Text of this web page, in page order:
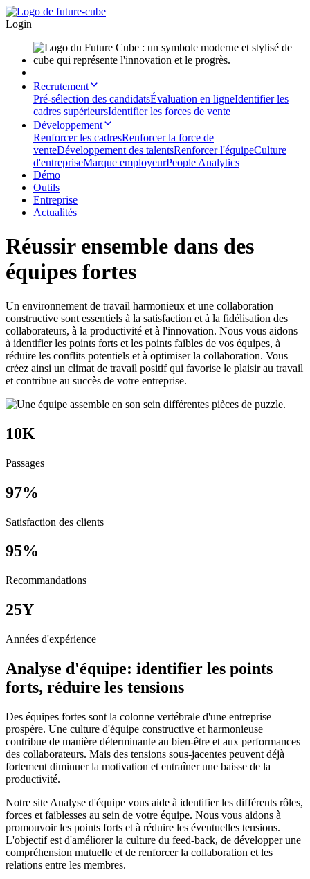
Login
Recrutement
Pré-sélection des candidatsÉvaluation en ligneIdentifier les
cadres supérieursIdentifier les forces de vente
Développement
Renforcer les cadresRenforcer la force de
venteDéveloppement des talentsRenforcer l'équipeCulture
d'entrepriseMarque employeurPeople Analytics
Démo
Outils
Entreprise
Actualités
Réussir ensemble dans des
équipes fortes
Un environnement de travail harmonieux et une collaboration
constructive sont essentiels à la satisfaction et à la fidélisation des
collaborateurs, à la productivité et à l'innovation. Nous vous aidons
à identifier les points forts et les points faibles de vos équipes, à
réduire les conflits potentiels et à optimiser la collaboration. Vous
créez ainsi un climat de travail positif qui favorise le plaisir au travail
et contribue au succès de votre entreprise.
10K
Passages
97%
Satisfaction des clients
95%
Recommandations
25Y
Années d'expérience
Analyse d'équipe: identifier les points
forts, réduire les tensions
Des équipes fortes sont la colonne vertébrale d'une entreprise
prospère. Une culture d'équipe constructive et harmonieuse
contribue de manière déterminante au bien-être et aux performances
des collaborateurs. Mais des tensions sous-jacentes peuvent déjà
fortement diminuer la motivation et entraîner une baisse de la
productivité.
Notre site Analyse d'équipe vous aide à identifier les différents rôles,
forces et faiblesses au sein de votre équipe. Nous vous aidons à
promouvoir les points forts et à réduire les éventuelles tensions.
L'objectif est d'améliorer la culture du feed-back, de développer une
compréhension mutuelle et de renforcer la collaboration et les
relations entre les membres.